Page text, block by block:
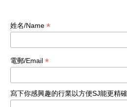
姓名/Name *
電郵/Email *
寫下你感興趣的行業以方便SJ能更精